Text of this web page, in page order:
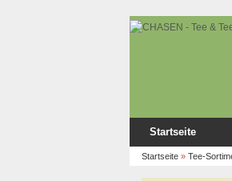
Startseite
Startseite » Tee-